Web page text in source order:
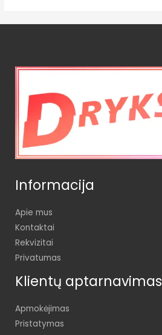
Informacija
Apie mus
Kontaktai
Rekvizitai
Privatumas
Klientų aptarnavimas
Apmokėjimas
Pristatymas